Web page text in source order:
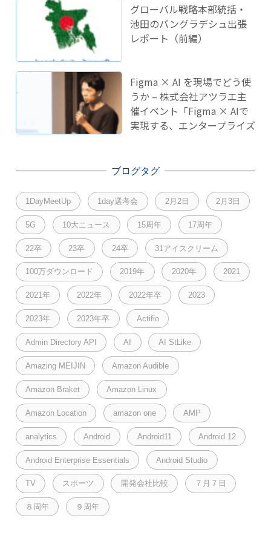
グローバル戦略本部統括・
池田のバングラデシュ出張
レポート（前編）
Figma × AI を現場でどう使
うか – 株式会社アツラエ主
催イベント「Figma × AIで
実現する、エンタープライズ
ブログタグ
1DayMeetUp 1day選考会 2月2日 2月3日
5G 10大ニュース 15周年 17周年
22卒 23卒 24卒 31アイスクリーム
100万ダウンロード 2019年 2020年 2021
2021年 2022年 2022年卒 2023
2023年 2023年卒 Actifio
Admin Directory API AI AI StLike
Amazing MEIJIN Amazon Audible
Amazon Braket Amazon Linux
Amazon Location amazon one AMP
analytics Android Android11 Android 12
Android Enterprise Essentials Android Studio
TV スポーツ 開発会社比較 ７月７日
８周年 ９周年